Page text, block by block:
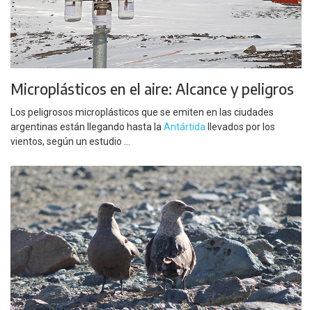
Microplásticos en el aire: Alcance y peligros
Los peligrosos microplásticos que se emiten en las ciudades
argentinas están llegando hasta la Antártida llevados por los
vientos, según un estudio ...